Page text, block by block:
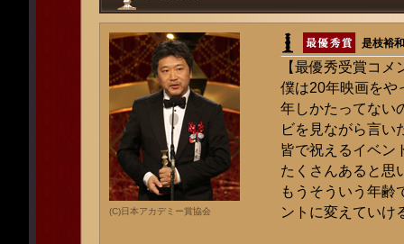
(C)日本アカデミー賞協会
是枝裕
【最優秀受賞コメ
僕は20年映画をや
年しかたってない
ビを見ながら言い
皆で祝えるイベン
たくさんあると思
もうそういう年齢
ントに変えていけ